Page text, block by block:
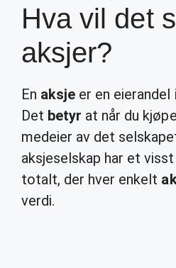
Hva vil det
aksjer?
En aksje er en
Det betyr at når du
medeier av det
aksjeselskap har et
totalt, der hver enkelt
verdi.